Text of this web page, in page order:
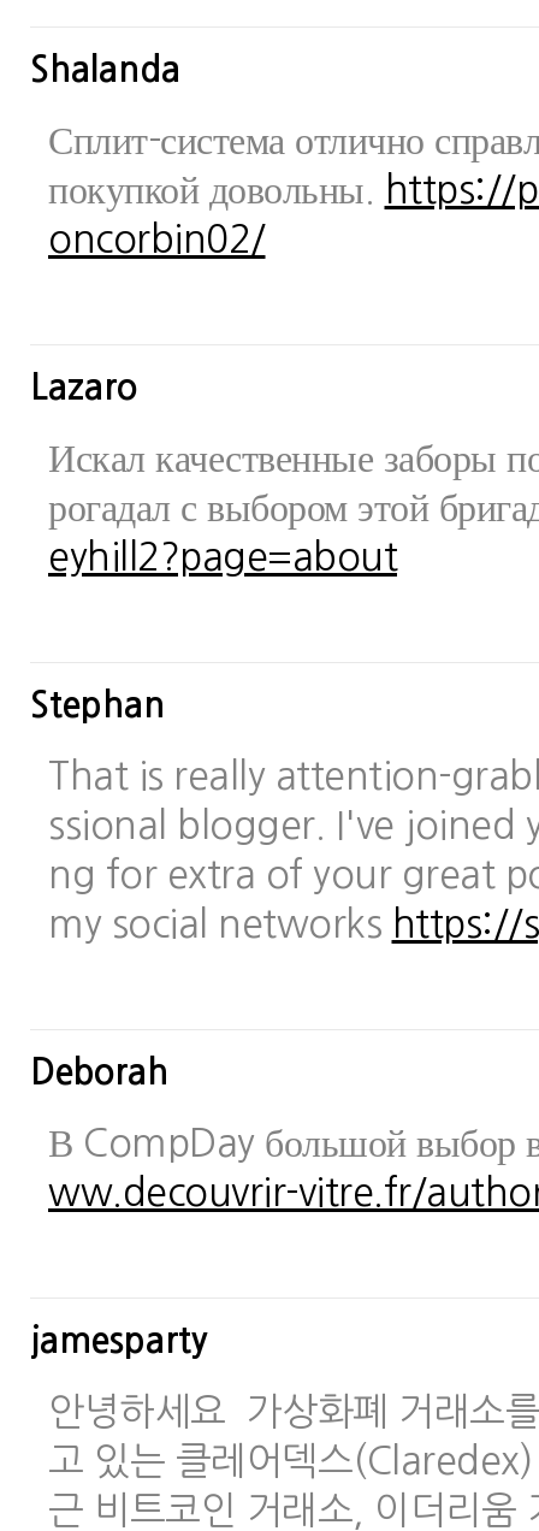
Shalanda
Сплит-система отлично
покупкой довольны.
https://
oncorbin02/
Lazaro
Искал качественные заборы
рогадал с выбором этой
eyhill2?page=about
Stephan
That is really attention-
ssional blogger. I've joined
ng for extra of your great
my social networks https://
Deborah
В CompDay большой выбор
ww.decouvrir-vitre.fr/
jamesparty
안녕하세요 가상화폐 거래소
고 있는 클레어덱스
근 비트코인 거래소, 이더리움